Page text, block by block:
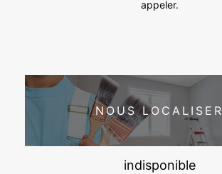
appeler.
NOUS LOCALISER
indisponible